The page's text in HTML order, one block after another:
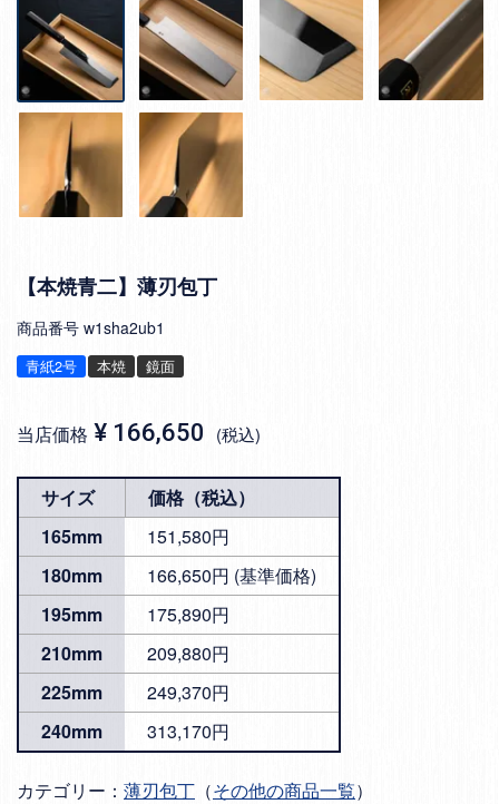
【本焼青二】薄刃包丁
商品番号 w1sha2ub1
青紙2号 本焼 鏡面
当店価格 ¥ 166,650 税込
サイズ
価格（税込）
165mm
151,580円
180mm
166,650円 (基準価格)
195mm
175,890円
210mm
209,880円
225mm
249,370円
240mm
313,170円
カテゴリー： 薄刃包丁 （その他の商品一覧）